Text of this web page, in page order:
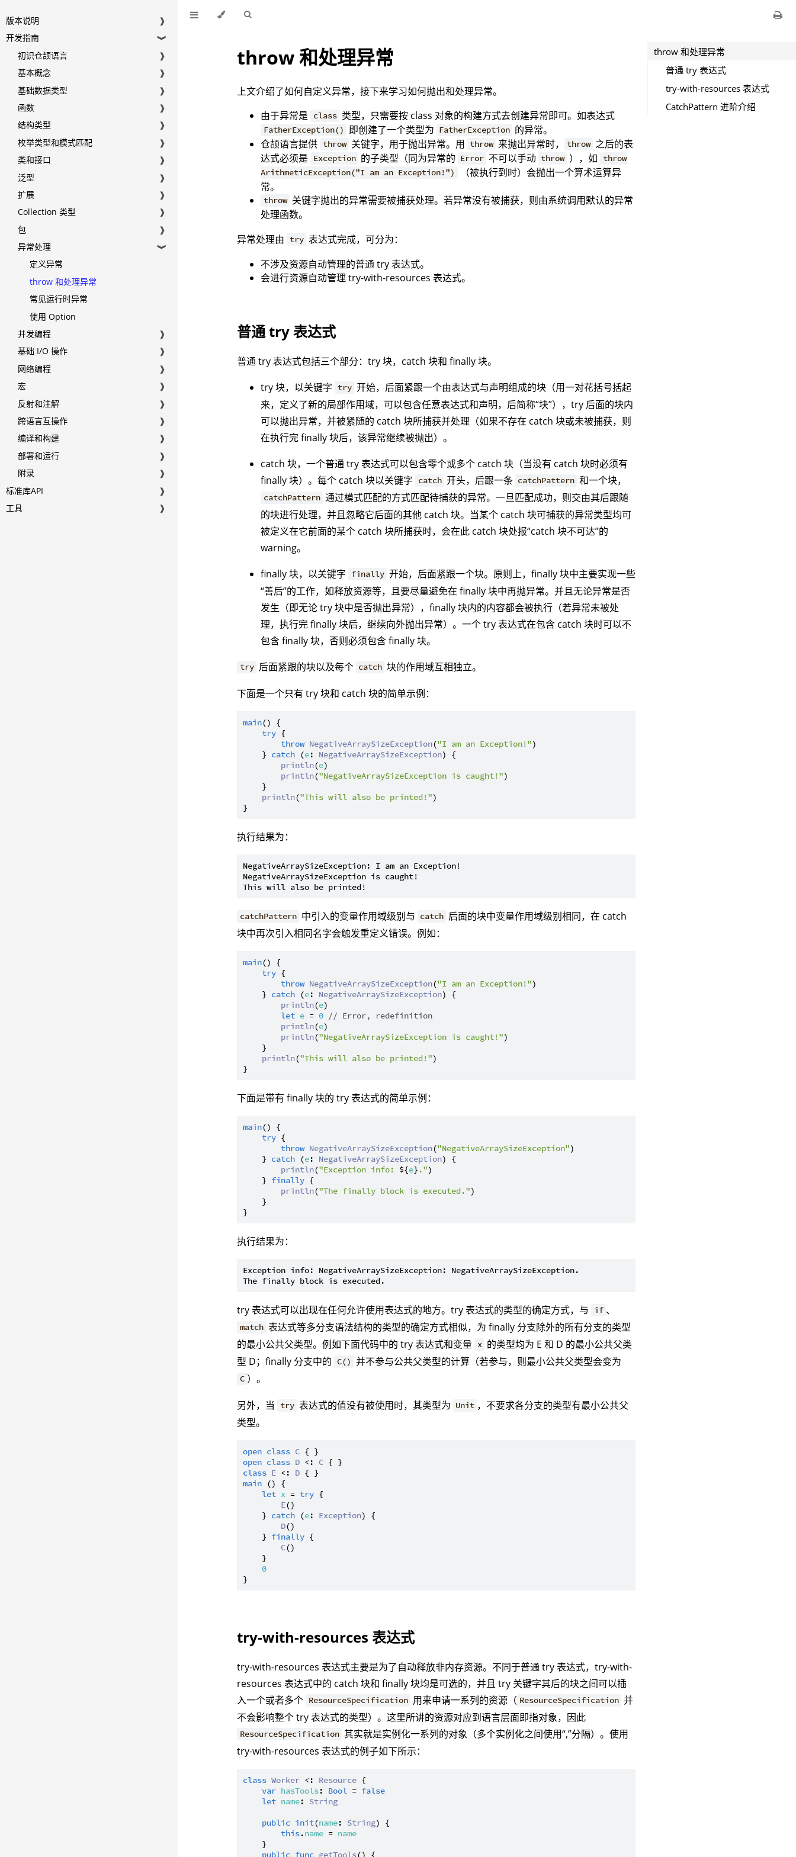
版本说明
❱
开发指南
❱
初识仓颉语言
❱
基本概念
❱
基础数据类型
❱
函数
❱
结构类型
❱
枚举类型和模式匹配
❱
类和接口
❱
泛型
❱
扩展
❱
Collection 类型
❱
包
❱
异常处理
❱
定义异常
throw 和处理异常
常见运行时异常
使用 Option
并发编程
❱
基础 I/O 操作
❱
网络编程
❱
宏
❱
反射和注解
❱
跨语言互操作
❱
编译和构建
❱
部署和运行
❱
附录
❱
标准库API
❱
工具
❱
throw 和处理异常
上文介绍了如何自定义异常，接下来学习如何抛出和处理异常。
由于异常是
class 类型，只需要按 class 对象的构建方式去创建异常即可。如表达式
FatherException() 即创建了一个类型为 FatherException 的异常。
仓颉语言提供 throw 关键字，用于抛出异常。用 throw 来抛出异常时， throw 之后的表
达式必须是
Exception 的子类型（同为异常的 Error 不可以手动 throw ），如 throw
ArithmeticException("I am an Exception!")
（被执行到时）会抛出一个算术运算异
常。
throw 关键字抛出的异常需要被捕获处理。若异常没有被捕获，则由系统调用默认的异常
处理函数。
异常处理由 try 表达式完成，可分为：
不涉及资源自动管理的普通 try 表达式。
会进行资源自动管理 try-with-resources 表达式。
普通 try 表达式
普通 try 表达式包括三个部分：try 块，catch 块和 finally 块。
try 块，以关键字 try 开始，后面紧跟一个由表达式与声明组成的块（用一对花括号括起
来，定义了新的局部作用域，可以包含任意表达式和声明，后简称“块”），try 后面的块内
可以抛出异常，并被紧随的 catch 块所捕获并处理（如果不存在 catch 块或未被捕获，则
在执行完 finally 块后，该异常继续被抛出）。
catch 块，一个普通 try 表达式可以包含零个或多个 catch 块（当没有 catch 块时必须有
finally 块）。每个 catch 块以关键字
catch 开头，后跟一条 catchPattern 和一个块，
catchPattern 通过模式匹配的方式匹配待捕获的异常。一旦匹配成功，则交由其后跟随
的块进行处理，并且忽略它后面的其他 catch 块。当某个 catch 块可捕获的异常类型均可
被定义在它前面的某个 catch 块所捕获时，会在此 catch 块处报“catch 块不可达”的
warning。
finally 块，以关键字
finally 开始，后面紧跟一个块。原则上，finally 块中主要实现一些
“善后”的工作，如释放资源等，且要尽量避免在 finally 块中再抛异常。并且无论异常是否
发生（即无论 try 块中是否抛出异常），finally 块内的内容都会被执行（若异常未被处
理，执行完 finally 块后，继续向外抛出异常）。一个 try 表达式在包含 catch 块时可以不
包含 finally 块，否则必须包含 finally 块。
try 后面紧跟的块以及每个 catch 块的作用域互相独立。
下面是一个只有 try 块和 catch 块的简单示例：
main() {
try {
throw NegativeArraySizeException("I am an Exception!")
    }
catch (e: NegativeArraySizeException) {
println(e)
println("NegativeArraySizeException is caught!")
    }
println("This will also be printed!")
执行结果为：
NegativeArraySizeException: I am an Exception!
NegativeArraySizeException is caught!
catchPattern 中引入的变量作用域级别与 catch 后面的块中变量作用域级别相同，在 catch
块中再次引入相同名字会触发重定义错误。例如：
main() {
try {
throw NegativeArraySizeException("I am an Exception!")
    }
catch (e: NegativeArraySizeException) {
println(e)
let e = 0 // Error, redefinition
println(e)
println("NegativeArraySizeException is caught!")
    }
println("This will also be printed!")
下面是带有 finally 块的 try 表达式的简单示例：
main() {
try {
throw NegativeArraySizeException("NegativeArraySizeException")
    }
catch (e: NegativeArraySizeException) {
println("Exception info: ${e} .")
    }
finally {
println("The finally block is executed.")
    }
执行结果为：
Exception info: NegativeArraySizeException: NegativeArraySizeException.
try 表达式可以出现在任何允许使用表达式的地方。try 表达式的类型的确定方式，与 if 、
match 表达式等多分支语法结构的类型的确定方式相似，为 finally 分支除外的所有分支的类型
的最小公共父类型。例如下面代码中的 try 表达式和变量 x 的类型均为 E 和 D 的最小公共父类
型 D；finally 分支中的 C() 并不参与公共父类型的计算（若参与，则最小公共父类型会变为
C ）。
另外，当 try 表达式的值没有被使用时，其类型为 Unit ，不要求各分支的类型有最小公共父
类型。
open class C
open class D <: C
class E <: D
main () {
let x = try {
E()
    }
catch (e: Exception) {
D()
    }
finally {
C()
    }
0
try-with-resources 表达式
try-with-resources 表达式主要是为了自动释放非内存资源。不同于普通 try 表达式，try-with-
resources 表达式中的 catch 块和 finally 块均是可选的，并且 try 关键字其后的块之间可以插
入一个或者多个 ResourceSpecification 用来申请一系列的资源（ ResourceSpecification 并
不会影响整个 try 表达式的类型）。这里所讲的资源对应到语言层面即指对象，因此
ResourceSpecification 其实就是实例化一系列的对象（多个实例化之间使用“,”分隔）。使用
try-with-resources 表达式的例子如下所示：
class Worker <: Resource {
var hasTools: Bool = false
let name: String
public init(name: String) {
this.name = name
    }
public func getTools() {
throw 和处理异常
普通 try 表达式
try-with-resources 表达式
CatchPattern 进阶介绍